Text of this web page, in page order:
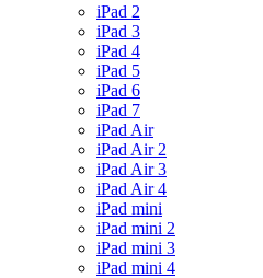
iPad 2
iPad 3
iPad 4
iPad 5
iPad 6
iPad 7
iPad Air
iPad Air 2
iPad Air 3
iPad Air 4
iPad mini
iPad mini 2
iPad mini 3
iPad mini 4